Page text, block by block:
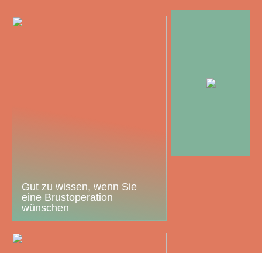
Gut zu wissen, wenn Sie
eine Brustoperation
wünschen